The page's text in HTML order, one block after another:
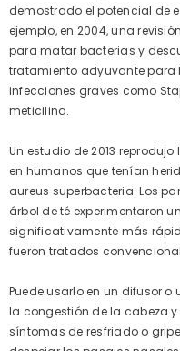
demostrado el potencial de
ejemplo, en 2004, una
para matar bacterias y
tratamiento adyuvante para
infecciones graves como
meticilina.
Un estudio de 2013
en humanos que tenían
aureus superbacteria. Los
árbol de té experimentaron
significativamente más
fueron tratados
Puede usarlo en un difusor
la congestión de la cabeza
síntomas de resfriado o